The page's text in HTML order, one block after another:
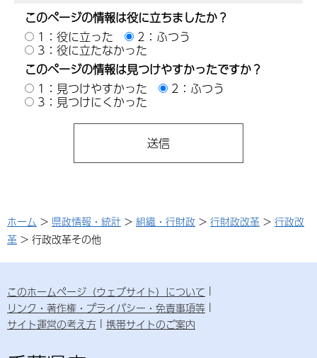
このページの情報は役に立ちましたか？
1：役に立った
2：ふつう
3：役に立たなかった
このページの情報は見つけやすかったですか？
1：見つけやすかった
2：ふつう
3：見つけにくかった
ホーム > 県政情報・統計 > 組織・行財政 > 行財政改革 > 行政改
革 > 行政改革その他
このホームページ（ウェブサイト）について
リンク・著作権・プライバシー・免責事項等
サイト運営の考え方
携帯サイトのご案内